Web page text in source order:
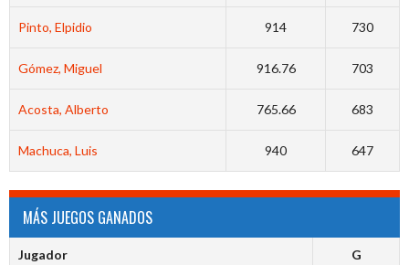
Pinto, Elpidio 914 730
Gómez, Miguel 916.76 703
Acosta, Alberto 765.66 683
Machuca, Luis 940 647
MÁS JUEGOS GANADOS
Jugador G